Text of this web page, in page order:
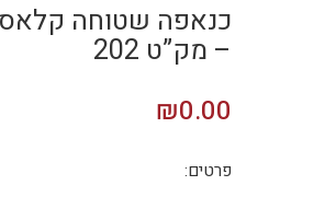
כנאפה שטוחה
– מק”ט 202
₪0.00
פרטים: